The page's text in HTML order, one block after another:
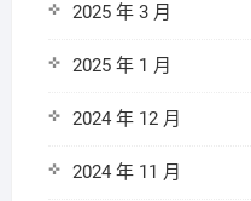
2025 年 3 月
2025 年 1 月
2024 年 12 月
2024 年 11 月